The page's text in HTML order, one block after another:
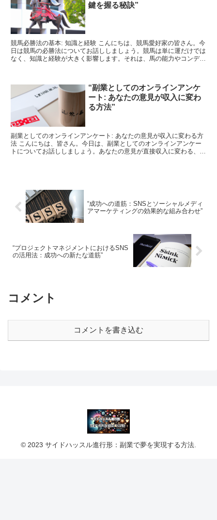
鍵を握る秘訣”
競馬必勝法の基本: 知識と経験 こんにちは、競馬愛好家の皆さん。今
日は競馬の必勝法についてお話ししましょう。競馬は単に運だけでは
なく、知識と経験が大きく影響します。それは、馬の能力やコンディ
“副業としてのオンラインアンケ
ート: あなたの意見が収入に変わ
る方法”
副業としてのオンラインアンケート: あなたの意見が収入に変わる方
法 こんにちは、皆さん。今日は、副業としてのオンラインアンケー
トについてお話ししましょう。あなたの意見が直接収入に変わる、そ
“成功への道筋：SNSとソーシャルメディ
アマーケティングの効果的な組み合わせ”
“プロジェクトマネジメントにおけるSNS
の活用法：成功への新たな道筋”
コメント
コメントを書き込む
© 2023 サイドハッスル進行形：副業で夢を実現する方法.